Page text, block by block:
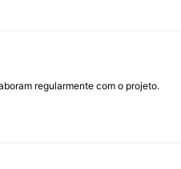
regularmente com o projeto.